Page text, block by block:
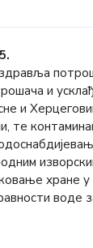
и
и
те
хране
воде